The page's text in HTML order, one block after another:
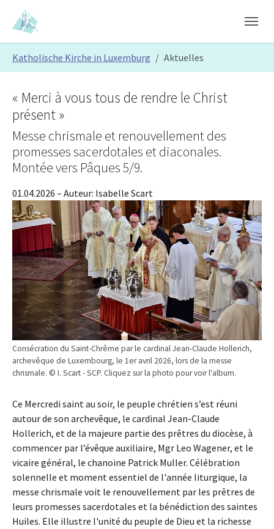
Skip to main content
Skip to page footer
Katholische Kirche in Luxemburg Aktuelles
Consécration du Saint-Chrême par le cardinal Jean-Claude Hollerich,
archevêque de Luxembourg, le 1er avril 2026, lors de la messe
chrismale. © I. Scart - SCP. Cliquez sur la photo pour voir l'album.
« Merci à vous tous de rendre le Christ
présent »
Messe chrismale et renouvellement des
promesses sacerdotales et diaconales.
Montée vers Pâques 5/9.
01.04.2026 – Auteur: Isabelle Scart
Ce Mercredi saint au soir, le peuple chrétien s’est réuni
autour de son archevêque, le cardinal Jean-Claude
Hollerich, et de la majeure partie des prêtres du diocèse, à
commencer par l’évêque auxiliaire, Mgr Leo Wagener, et le
vicaire général, le chanoine Patrick Muller. Célébration
solennelle et moment essentiel de l'année liturgique, la
messe chrismale voit le renouvellement par les prêtres de
leurs promesses sacerdotales et la bénédiction des saintes
Huiles. Elle illustre l'unité du peuple de Dieu et la richesse